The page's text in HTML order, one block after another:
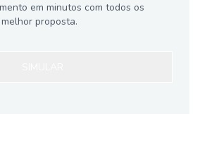
em minutos com todos os
proposta.